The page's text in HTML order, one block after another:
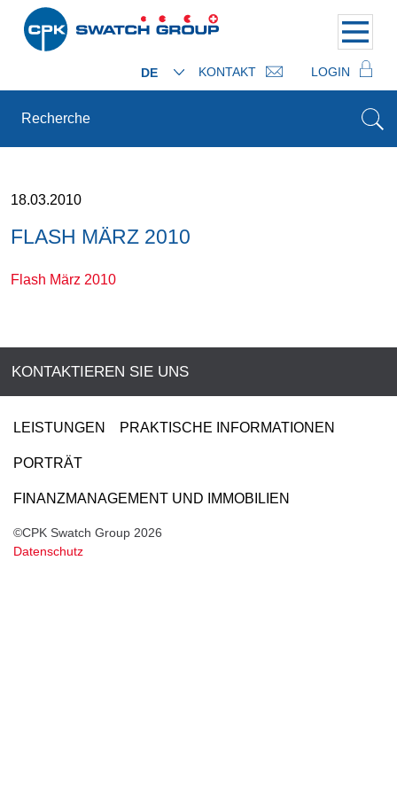
DE KONTAKT LOGIN
18.03.2010
FLASH MÄRZ 2010
Flash März 2010
KONTAKTIEREN SIE UNS
©CPK Swatch Group 2026
Datenschutz
LEISTUNGEN PRAKTISCHE INFORMATIONEN
PORTRÄT
FINANZMANAGEMENT UND IMMOBILIEN